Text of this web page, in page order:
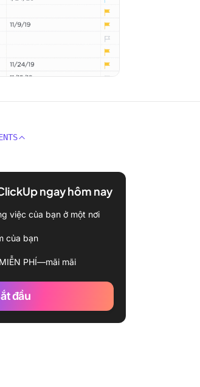
ngay hôm nay
việc của bạn ở một nơi
của bạn
PHÍ—mãi mãi
đầu